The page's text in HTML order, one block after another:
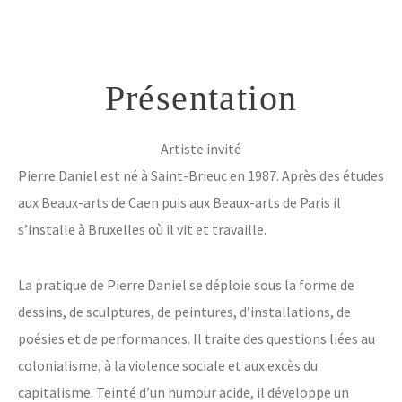
Présentation
Artiste invité
Pierre Daniel est né à Saint-Brieuc en 1987. Après des études
aux Beaux-arts de Caen puis aux Beaux-arts de Paris il
s’installe à Bruxelles où il vit et travaille.
La pratique de Pierre Daniel se déploie sous la forme de
dessins, de sculptures, de peintures, d’installations, de
poésies et de performances. Il traite des questions liées au
colonialisme, à la violence sociale et aux excès du
capitalisme. Teinté d’un humour acide, il développe un